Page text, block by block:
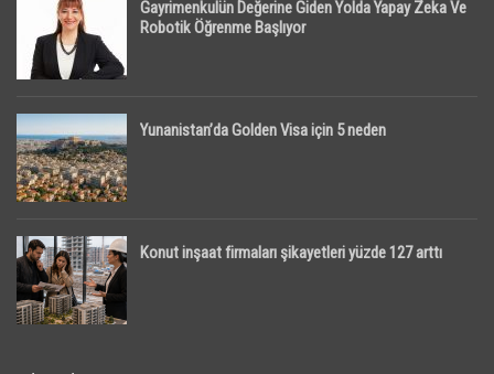
Gayrimenkulün Değerine Giden Yolda Yapay Zeka Ve
Robotik Öğrenme Başlıyor
Yunanistan’da Golden Visa için 5 neden
Konut inşaat firmaları şikayetleri yüzde 127 arttı